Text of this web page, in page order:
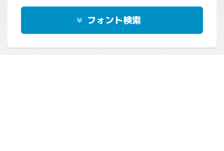
フォント検索